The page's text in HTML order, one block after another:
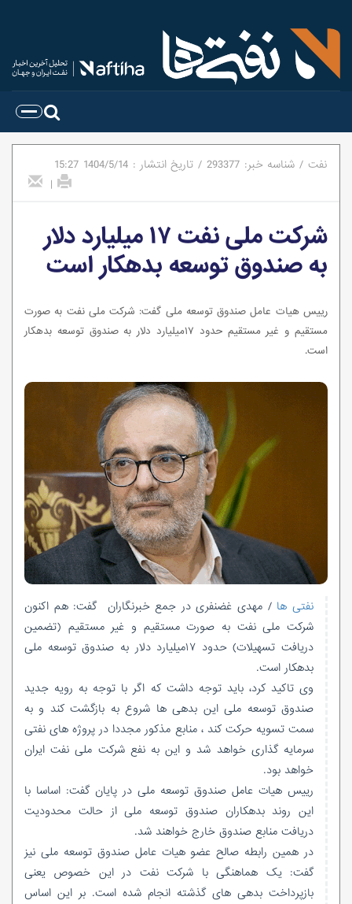
نفت / شناسه خبر: 293377
/ تاریخ انتشار : 1404/5/14
15:27
|
شرکت ملی نفت ۱۷ میلیارد دلار
به صندوق توسعه بدهکار است
رییس هیات عامل صندوق توسعه ملی گفت: شرکت ملی نفت به صورت
مستقیم و غیر مستقیم حدود ۱۷میلیارد دلار به صندوق توسعه بدهکار
است.
نفتی ها/ مهدی غضنفری در جمع خبرنگاران گفت: هم اکنون
شرکت ملی نفت به صورت مستقیم و غیر مستقیم (تضمین
دریافت تسهیلات) حدود ۱۷میلیارد دلار به صندوق توسعه ملی
بدهکار است.
وی تاکید کرد، باید توجه داشت که اگر با توجه به رویه جدید
صندوق توسعه ملی این بدهی ها شروع به بازگشت کند و به
سمت تسویه حرکت کند ، منابع مذکور مجددا در پروژه های نفتی
سرمایه گذاری خواهد شد و این به نفع شرکت ملی نفت ایران
خواهد بود.
رییس هیات عامل صندوق توسعه ملی در پایان گفت: اساسا با
این روند بدهکاران صندوق توسعه ملی از حالت محدودیت
دریافت منابع صندوق خارج خواهند شد.
در همین رابطه صالح عضو هیات عامل صندوق توسعه ملی نیز
گفت: یک هماهنگی با شرکت نفت در این خصوص یعنی
بازپرداخت بدهی های گذشته انجام شده است. بر این اساس